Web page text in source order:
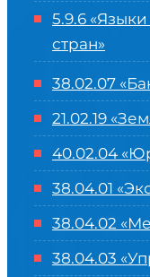
5.9.6
стран»
38.02.07
21.02.19
40.02.04
38.04.01
38.04.02
38.04.03